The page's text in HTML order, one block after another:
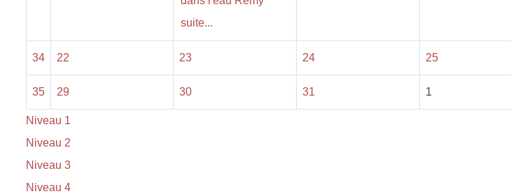
suite...
34 22 23 24 25
35 29 30 31 1
Niveau 1
Niveau 2
Niveau 3
Niveau 4